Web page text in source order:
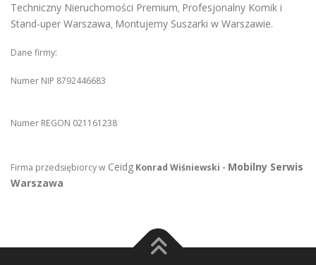
Techniczny Nieruchomości Premium, Profesjonalny Komik i
Stand-uper Warszawa, Montujemy Suszarki w Warszawie.
Dane firmy:
Numer NIP 8792446683
Numer REGON 021161238
Firma przedsiębiorcy w Ceidg Konrad Wiśniewski - Mobilny Serwis
Warszawa